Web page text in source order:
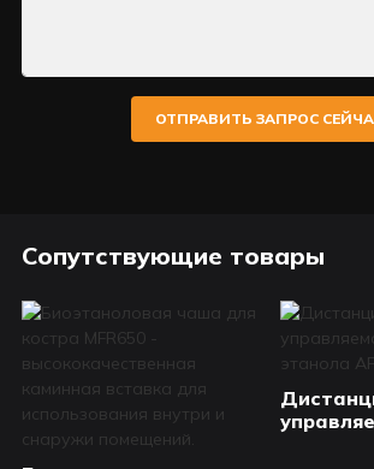
ОТПРАВИТЬ ЗАПРОС
Сопутствующие товары